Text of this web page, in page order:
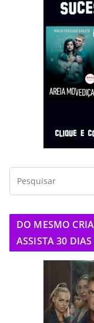
DO MESMO
ASSISTA 30 DIAS